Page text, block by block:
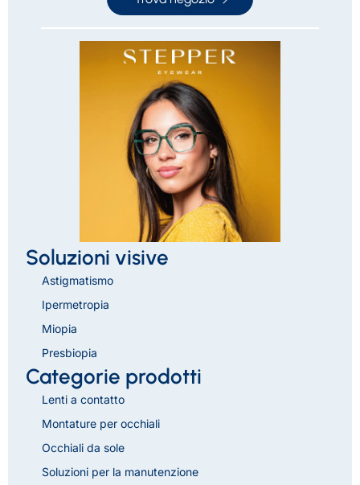
Soluzioni visive
Astigmatismo
Ipermetropia
Miopia
Presbiopia
Categorie prodotti
Lenti a contatto
Montature per occhiali
Occhiali da sole
Soluzioni per la manutenzione